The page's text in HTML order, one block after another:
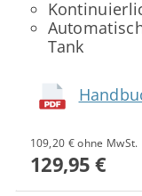
Tank
109,20 € ohne MwSt.
129,95 €